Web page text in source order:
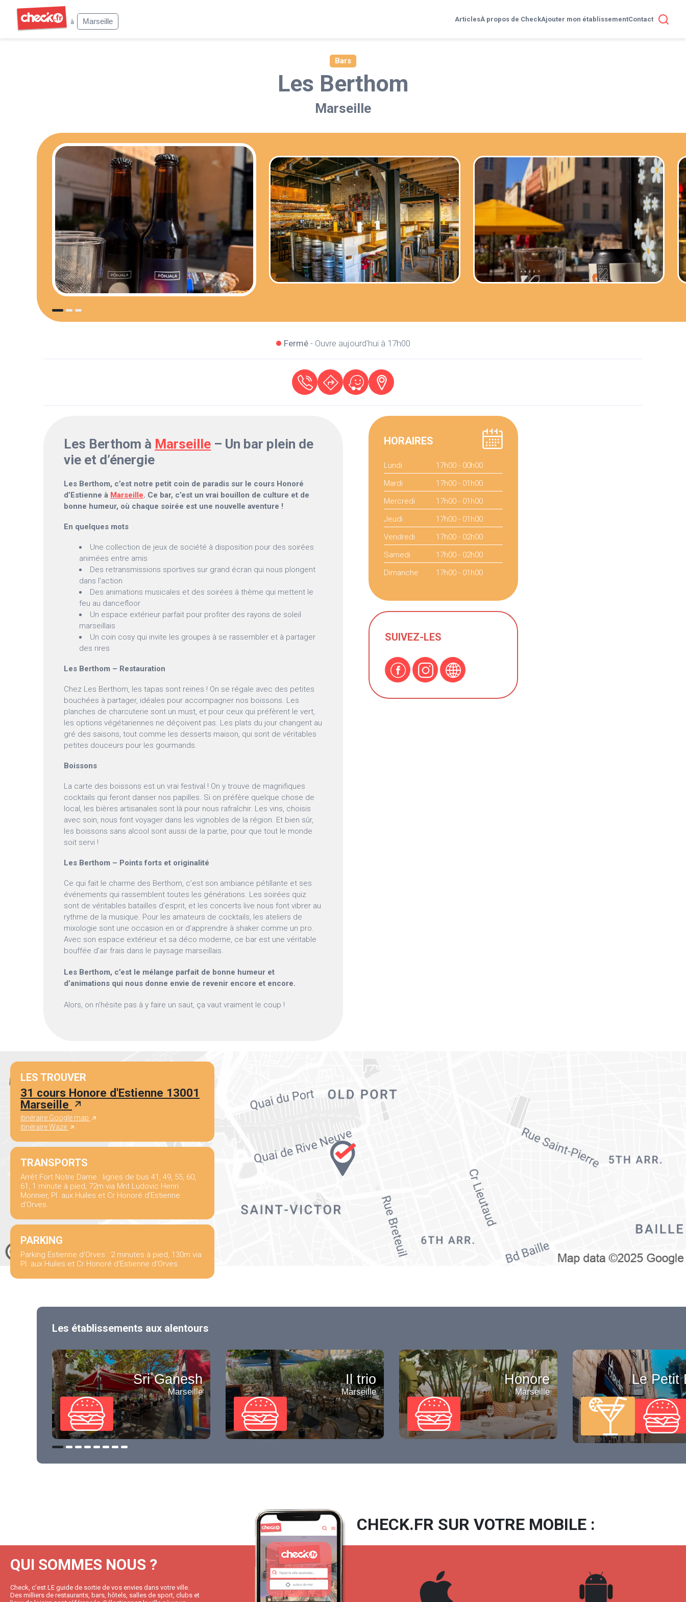
à
Marseille ArticlesÀ propos de CheckAjouter mon établissementContact
Bars
Les Berthom
Marseille
Fermé- Ouvre aujourd'hui à 17h00
Les Berthom à Marseille – Un bar plein de
vie et d’énergie
Les Berthom, c’est notre petit coin de paradis sur le cours Honoré
d’Estienne à Marseille. Ce bar, c’est un vrai bouillon de culture et de
bonne humeur, où chaque soirée est une nouvelle aventure !
En quelques mots
Une collection de jeux de société à disposition pour des soirées
animées entre amis
Des retransmissions sportives sur grand écran qui nous plongent
dans l’action
Des animations musicales et des soirées à thème qui mettent le
feu au dancefloor
Un espace extérieur parfait pour profiter des rayons de soleil
marseillais
Un coin cosy qui invite les groupes à se rassembler et à partager
des rires
Les Berthom – Restauration
Chez Les Berthom, les tapas sont reines ! On se régale avec des petites
bouchées à partager, idéales pour accompagner nos boissons. Les
planches de charcuterie sont un must, et pour ceux qui préfèrent le vert,
les options végétariennes ne déçoivent pas. Les plats du jour changent au
gré des saisons, tout comme les desserts maison, qui sont de véritables
petites douceurs pour les gourmands.
Boissons
La carte des boissons est un vrai festival ! On y trouve de magnifiques
cocktails qui feront danser nos papilles. Si on préfère quelque chose de
local, les bières artisanales sont là pour nous rafraîchir. Les vins, choisis
avec soin, nous font voyager dans les vignobles de la région. Et bien sûr,
les boissons sans alcool sont aussi de la partie, pour que tout le monde
soit servi !
Les Berthom – Points forts et originalité
Ce qui fait le charme des Berthom, c’est son ambiance pétillante et ses
événements qui rassemblent toutes les générations. Les soirées quiz
sont de véritables batailles d’esprit, et les concerts live nous font vibrer au
rythme de la musique. Pour les amateurs de cocktails, les ateliers de
mixologie sont une occasion en or d’apprendre à shaker comme un pro.
Avec son espace extérieur et sa déco moderne, ce bar est une véritable
bouffée d’air frais dans le paysage marseillais.
Les Berthom, c’est le mélange parfait de bonne humeur et
d’animations qui nous donne envie de revenir encore et encore.
Alors, on n’hésite pas à y faire un saut, ça vaut vraiment le coup !
HORAIRES
Lundi
17h00 - 00h00
Mardi
17h00 - 01h00
Mercredi
17h00 - 01h00
Jeudi
17h00 - 01h00
Vendredi
17h00 - 02h00
Samedi
17h00 - 02h00
Dimanche
17h00 - 01h00
SUIVEZ-LES
LES TROUVER
31 cours Honore d'Estienne 13001
Marseille
itinéraire Google map
itinéraire Waze
TRANSPORTS
Arrêt Fort Notre Dame : lignes de bus 41, 49, 55, 60,
61, 1 minute à pied, 72m via Mnt Ludovic Henri
Monnier, Pl. aux Huiles et Cr Honoré d'Estienne
d'Orves.
PARKING
Parking Estienne d'Orves : 2 minutes à pied, 130m via
Pl. aux Huiles et Cr Honoré d'Estienne d'Orves.
Les établissements aux alentours
Sri Ganesh
Marseille
Il trio
Marseille
Honore
Marseille
Le Petit
QUI SOMMES NOUS ?
Check, c’est LE guide de sortie de vos envies dans votre ville.
Des milliers de restaurants, bars, hôtels, salles de sport, clubs et
CHECK.FR SUR VOTRE MOBILE :